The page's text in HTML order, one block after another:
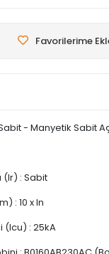
Favorilerime
- Manyetik Sabit
(lr) : Sabit
: 10 x ln
(lcu) : 25kA